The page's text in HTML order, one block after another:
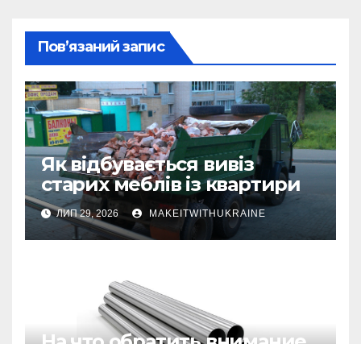
Пов’язаний запис
Як відбувається вивіз
старих меблів із квартири
ЛИП 29, 2026 MAKEITWITHUKRAINE